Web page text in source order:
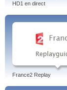
HD1 en direct
France2 Replay